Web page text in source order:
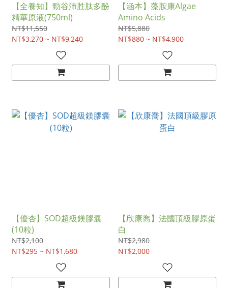
【全養知】勁谷沛胜肽多酚
精華原液(750ml)
NT$11,550
NT$3,270 ~ NT$9,240
【涵本】藻胺康Algae
Amino Acids
NT$5,880
NT$880 ~ NT$4,900
【優杏】SOD超級鎂膠囊
(10粒)
NT$2,100
NT$295 ~ NT$1,680
【欣康喬】法國頂級膠原蛋
白
NT$2,980
NT$2,000